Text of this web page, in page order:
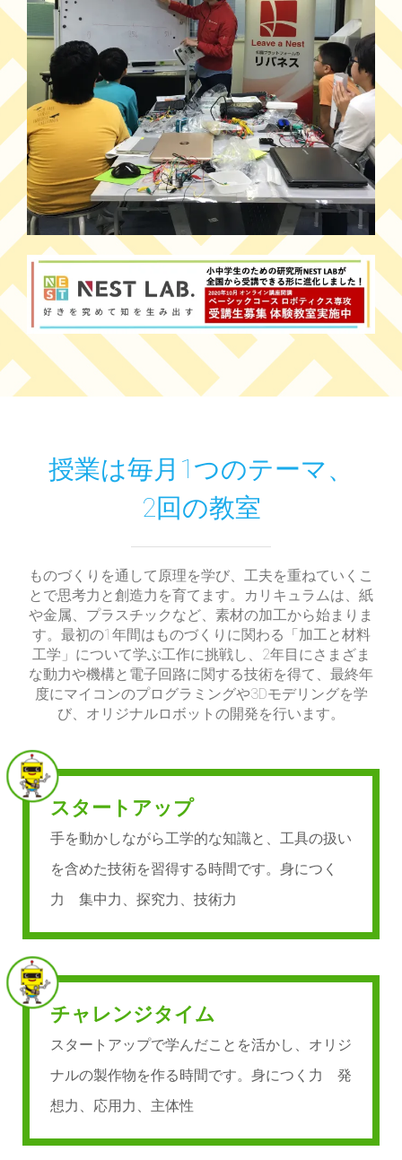
授業は毎月1つのテーマ、
2回の教室
ものづくりを通して原理を学び、工夫を重ねていくこ
とで思考力と創造力を育てます。カリキュラムは、紙
や金属、プラスチックなど、素材の加工から始まりま
す。最初の1年間はものづくりに関わる「加工と材料
工学」について学ぶ工作に挑戦し、2年目にさまざま
な動力や機構と電子回路に関する技術を得て、最終年
度にマイコンのプログラミングや3Dモデリングを学
び、オリジナルロボットの開発を行います。
スタートアップ
手を動かしながら工学的な知識と、工具の扱い
を含めた技術を習得する時間です。身につく
力 集中力、探究力、技術力
チャレンジタイム
スタートアップで学んだことを活かし、オリジ
ナルの製作物を作る時間です。身につく力 発
想力、応用力、主体性